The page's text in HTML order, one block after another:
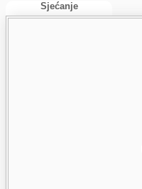
Sjećanje